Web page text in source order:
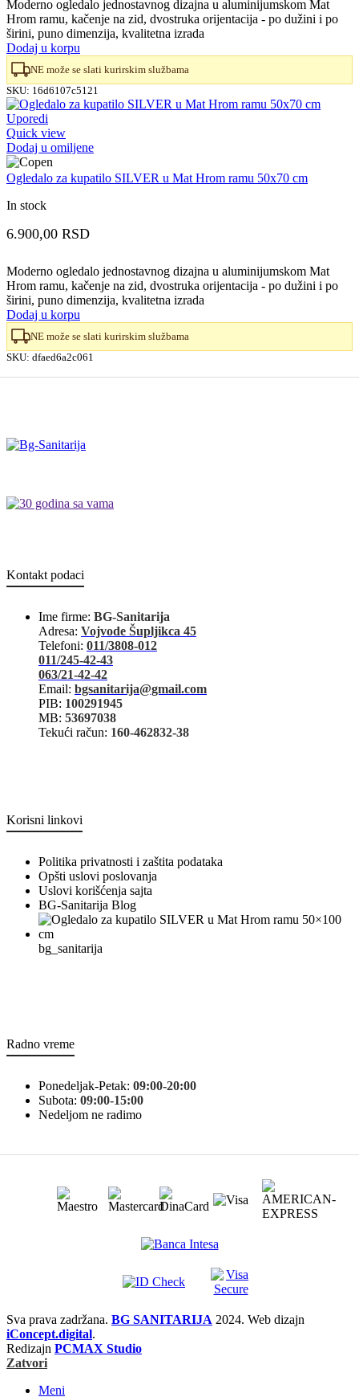
Moderno ogledalo jednostavnog dizajna u aluminijumskom Mat
Hrom ramu, kačenje na zid, dvostruka orijentacija - po dužini i po
širini, puno dimenzija, kvalitetna izrada
Dodaj u korpu
NE može se slati kurirskim službama
SKU: 16d6107c5121
Uporedi
Quick view
Dodaj u omiljene
Ogledalo za kupatilo SILVER u Mat Hrom ramu 50x70 cm
In stock
6.900,00 RSD
Moderno ogledalo jednostavnog dizajna u aluminijumskom Mat
Hrom ramu, kačenje na zid, dvostruka orijentacija - po dužini i po
širini, puno dimenzija, kvalitetna izrada
Dodaj u korpu
NE može se slati kurirskim službama
SKU: dfaed6a2c061
Kontakt podaci
Ime firme: BG-Sanitarija
Adresa: Vojvode Šupljikca 45
Telefoni: 011/3808-012
011/245-42-43
063/21-42-42
Email: bgsanitarija@gmail.com
PIB: 100291945
MB: 53697038
Tekući račun: 160-462832-38
Korisni linkovi
Politika privatnosti i zaštita podataka
Opšti uslovi poslovanja
Uslovi korišćenja sajta
BG-Sanitarija Blog
bg_sanitarija
Radno vreme
Ponedeljak-Petak: 09:00-20:00
Subota: 09:00-15:00
Nedeljom ne radimo
Sva prava zadržana. BG SANITARIJA 2024. Web dizajn
iConcept.digital.
Redizajn PCMAX Studio
Zatvori
Meni